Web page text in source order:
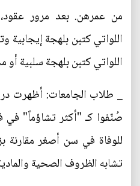
من عمرهن. بعد مرور
اللواتي كتبن بلهجة
اللواتي كتبن بلهجة سلبية أو
_ طلاب الجامعات: أظهرت
صُنّفوا كـ "أكثر تشاؤماً" في
للوفاة في سن أصغر مقارنة
تشابه الظروف الصحية